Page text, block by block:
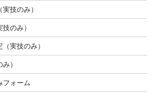
技のみ）
のみ）
実技のみ）
）
フォーム